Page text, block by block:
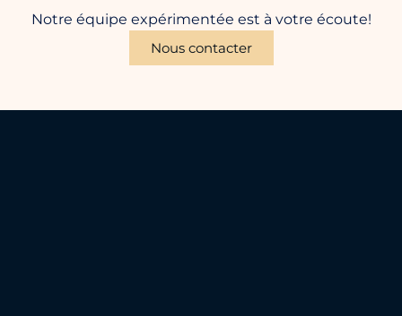
Notre équipe expérimentée est à votre écoute!
Nous contacter